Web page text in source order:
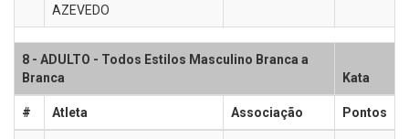
AZEVEDO
8 - ADULTO - Todos Estilos Masculino Branca a
Branca
Kata
# Atleta Associação Pontos